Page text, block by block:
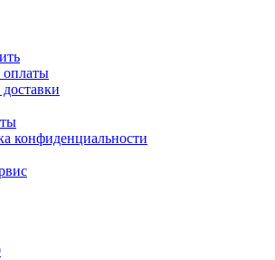
оплаты
конфиденциальности